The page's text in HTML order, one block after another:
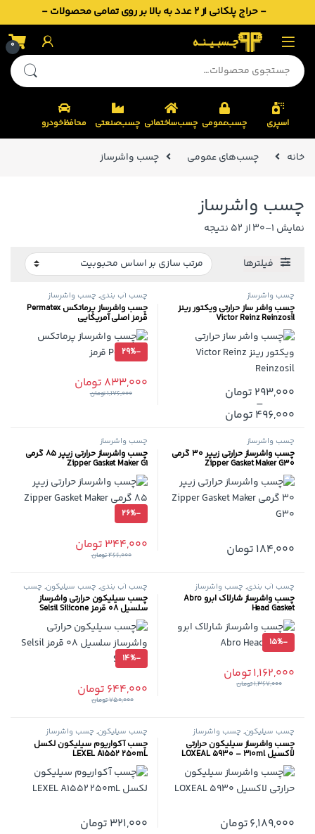
- حراج پلکانی از 2 عدد به بالا بر روی تمامی محصولات -
Skip to navigation
Skip to content
0
جستجو برای:
اسپری چسب‌عمومی چسب‌ساختمانی چسب‌صنعتی محافظ‌خودرو
خانه چسب‌های عمومی چسب واشرساز
چسب واشرساز
نمایش 1–30 از 52 نتیجه Sorted by popularity
فیلترها
چسب واشرساز
چسب واشر ساز حرارتی ویکتور رینز
Victor Reinz Reinzosil
293,000 تومان
–
496,000 تومان
این محصول دارای انواع مختلفی می باشد. گزینه ها ممکن است در
چسب آب بندی, چسب واشرساز
چسب واشرساز پرماتکس Permatex
قرمز اصلی آمریکایی
-
29%
833,000 تومان
1,176,000تومان
چسب واشرساز
چسب واشرساز حرارتی زیپر 30 گرمی
Zipper Gasket Maker G30
184,000 تومان
چسب واشرساز
چسب واشرساز حرارتی زیپر 85 گرمی
Zipper Gasket Maker G1
-
26%
344,000 تومان
466,000تومان
چسب آب بندی, چسب واشرساز
چسب واشرساز شارلاک ابرو Abro
Head Gasket
-
15%
1,162,000تومان
1,367,000تومان
چسب آب بندی, چسب سیلیکون, چسب
واشرساز
چسب سیلیکون حرارتی واشرساز
سلسیل 08 قرمز Selsil Silicone
-
14%
644,000 تومان
750,000تومان
چسب سیلیکون, چسب واشرساز
چسب واشرساز سیلیکون حرارتی
لاکسیل LOXEAL 5930 – 310ml
6,189,000تومان
چسب سیلیکون, چسب واشرساز
چسب آکواریوم سیلیکون لکسل
LEXEL A1552 250mL
321,000 تومان